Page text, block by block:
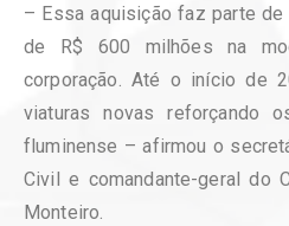
– Essa aquisição faz parte
de R$ 600 milhões na
corporação. Até o início de
viaturas novas reforçando
fluminense – afirmou o
Civil e comandante-geral do
Monteiro.